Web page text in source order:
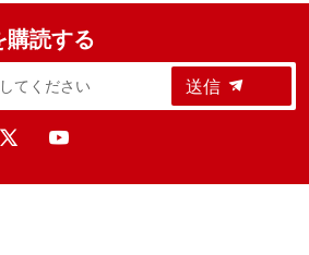
購読する
送信